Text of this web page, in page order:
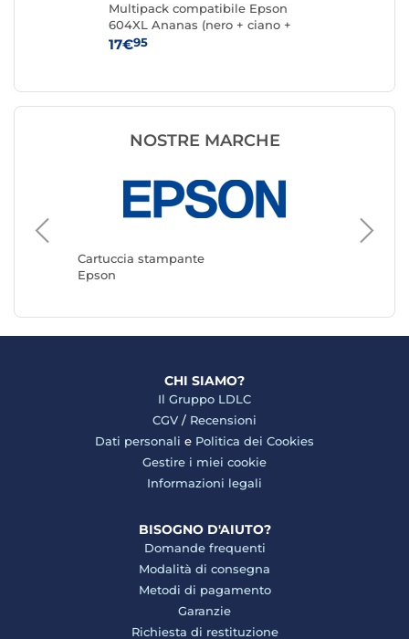
Multipack compatibile Epson
604XL Ananas (nero + ciano +
magenta + giallo)
17€95
NOSTRE MARCHE
Cartuccia stampante
Epson
Canon
CHI SIAMO?
Il Gruppo LDLC
CGV / Recensioni
Dati personali e Politica dei Cookies
Gestire i miei cookie
Informazioni legali
BISOGNO D'AIUTO?
Domande frequenti
Modalità di consegna
Metodi di pagamento
Garanzie
Richiesta di restituzione